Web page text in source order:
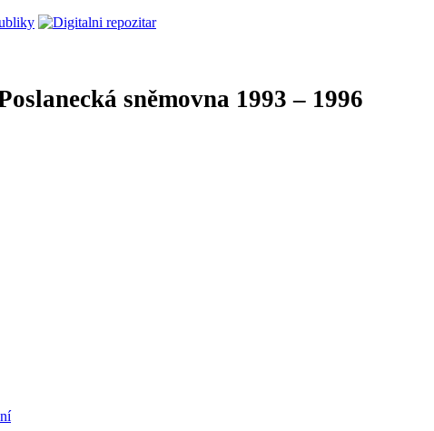
sněmovna 1993 – 1996